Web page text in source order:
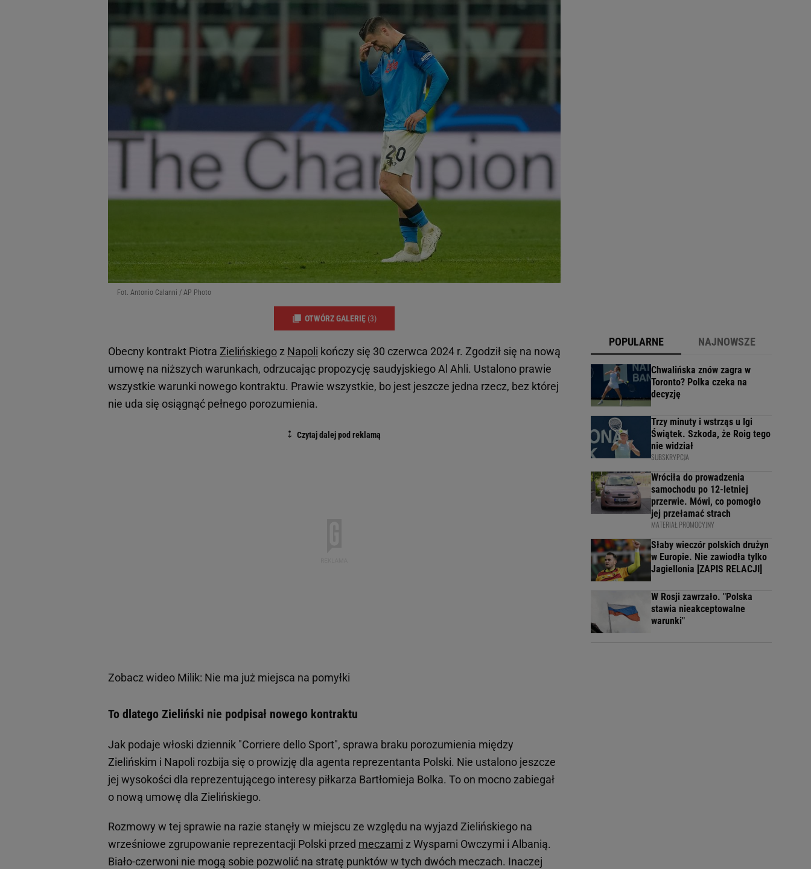
Fot. Antonio Calanni / AP Photo
OTWÓRZ GALERIĘ (3)
Obecny kontrakt Piotra Zielińskiegoz Napoli kończy się 30 czerwca 2024 r. Zgodził się na nową
umowę na niższych warunkach, odrzucając propozycję saudyjskiego Al Ahli. Ustalono prawie
wszystkie warunki nowego kontraktu. Prawie wszystkie, bo jest jeszcze jedna rzecz, bez której
nie uda się osiągnąć pełnego porozumienia.
Zobacz wideo Milik: Nie ma już miejsca na pomyłki
To dlatego Zieliński nie podpisał nowego kontraktu
Jak podaje włoski dziennik "Corriere dello Sport", sprawa braku porozumienia między
Zielińskim i Napoli rozbija się o prowizję dla agenta reprezentanta Polski. Nie ustalono jeszcze
jej wysokości dla reprezentującego interesy piłkarza Bartłomieja Bolka. To on mocno zabiegał
o nową umowę dla Zielińskiego.
Rozmowy w tej sprawie na razie stanęły w miejscu ze względu na wyjazd Zielińskiego na
wrześniowe zgrupowanie reprezentacji Polski przed meczami z Wyspami Owczymi i Albanią.
Biało-czerwoni nie mogą sobie pozwolić na stratę punktów w tych dwóch meczach. Inaczej
POPULARNE NAJNOWSZE
Chwalińska znów zagra w
Toronto? Polka czeka na
decyzję
Trzy minuty i wstrząs u Igi
Świątek. Szkoda, że Roig tego
nie widział
SUBSKRYPCJA
Wróciła do prowadzenia
samochodu po 12-letniej
przerwie. Mówi, co pomogło
jej przełamać strach
MATERIAŁ PROMOCYJNY
Słaby wieczór polskich drużyn
w Europie. Nie zawiodła tylko
Jagiellonia [ZAPIS RELACJI]
W Rosji zawrzało. "Polska
stawia nieakceptowalne
warunki"